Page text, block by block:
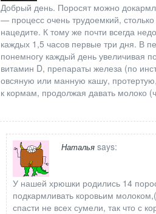
Добрый день. Поросят можно
— процесс очень трудоемкий,
нацедите. К тому же почти всегда
каждых 1,5 часов первые три дня. В
понемногу каждый день увеличивая
витамин D, препараты железа (по
овсяную или манную кашу,
к кормам, продолжая давать молоко
Наталья says:
У нашей хрюшки родились 14
подкармливать коровьим
спасти не всех сумели, так что с